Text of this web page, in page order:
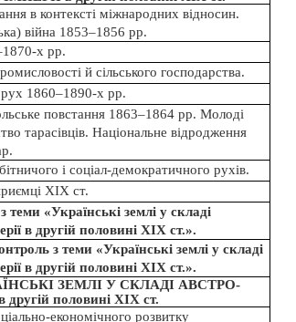
в контексті міжнародних відносин.
війна 1853–1856 рр.
х рр.
й сільського господарства.
1860–1890-х рр.
повстання 1863–1864 рр. Молоді
тарасівців. Національне відродження
і соціал-демократичного рухів.
ХІХ ст.
теми «Українські землі у складі
в другій половині ХІХ ст.».
з теми «Українські землі у складі
в другій половині ХІХ ст.».
ЗЕМЛІ У СКЛАДІ АВСТРО-
половині ХІХ ст.
економічного розвитку